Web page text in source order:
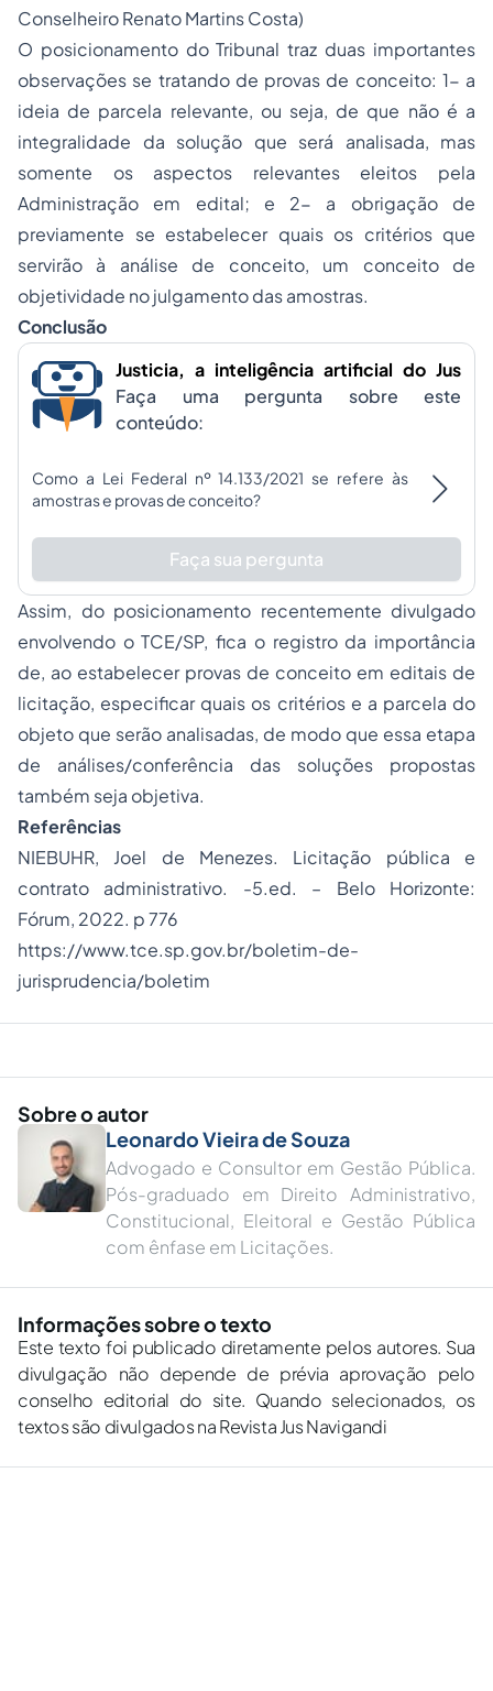
Conselheiro Renato Martins Costa)
O posicionamento do Tribunal traz duas importantes
observações se tratando de provas de conceito: 1- a
ideia de parcela relevante, ou seja, de que não é a
integralidade da solução que será analisada, mas
somente os aspectos relevantes eleitos pela
Administração em edital; e 2- a obrigação de
previamente se estabelecer quais os critérios que
servirão à análise de conceito, um conceito de
objetividade no julgamento das amostras.
Conclusão
Justicia, a inteligência artificial do Jus
Faça uma pergunta sobre este
conteúdo:
Como a Lei Federal nº 14.133/2021 se refere às
amostras e provas de conceito?
Faça sua pergunta
Assim, do posicionamento recentemente divulgado
envolvendo o TCE/SP, fica o registro da importância
de, ao estabelecer provas de conceito em editais de
licitação, especificar quais os critérios e a parcela do
objeto que serão analisadas, de modo que essa etapa
de análises/conferência das soluções propostas
também seja objetiva.
Referências
NIEBUHR, Joel de Menezes. Licitação pública e
contrato administrativo. -5.ed. – Belo Horizonte:
Fórum, 2022. p 776
https://www.tce.sp.gov.br/boletim-de-
jurisprudencia/boletim
Sobre o autor
Leonardo Vieira de Souza
Advogado e Consultor em Gestão Pública.
Pós-graduado em Direito Administrativo,
Constitucional, Eleitoral e Gestão Pública
com ênfase em Licitações.
Informações sobre o texto
Este texto foi publicado diretamente pelos autores. Sua
divulgação não depende de prévia aprovação pelo
conselho editorial do site. Quando selecionados, os
textos são divulgados na Revista Jus Navigandi